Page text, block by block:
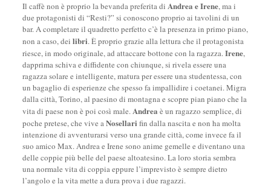
Il caffè non è proprio la bevanda preferita di Andrea e Irene, ma i
due protagonisti di “Resti?” si conoscono proprio ai tavolini di un
bar. A completare il quadretto perfetto c’è la presenza in primo piano,
non a caso, dei libri. È proprio grazie alla lettura che il protagonista
riesce, in modo originale, ad attaccare bottone con la ragazza.Irene,
dapprima schiva e diffidente con chiunque, si rivela essere una
ragazza solare e intelligente, matura per essere una studentessa, con
un bagaglio di esperienze che spesso fa impallidire i coetanei. Migra
dalla città, Torino, al paesino di montagna e scopre pian piano che la
vita di paese non è poi così male.Andrea è un ragazzo semplice, di
poche pretese, che vive aNosellari fin dalla nascita e non ha molta
intenzione di avventurarsi verso una grande città, come invece fa il
suo amico Max. Andrea e Irene sono anime gemelle e diventano una
delle coppie più belle del paese altoatesino. La loro storia sembra
una normale vita di coppia eppure l’imprevisto è sempre dietro
l’angolo e la vita mette a dura prova i due ragazzi.